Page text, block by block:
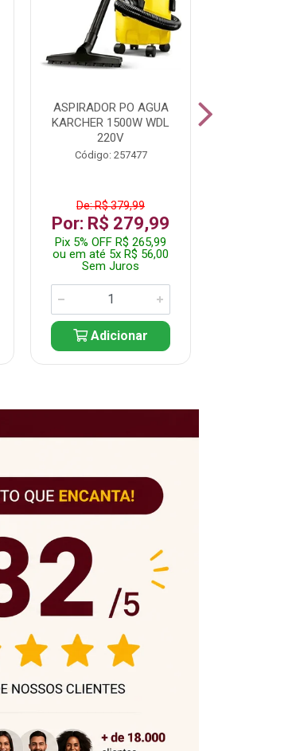
ASPIRADOR PO AGUA
KARCHER 1500W WDL
220V
Código: 257477
De: R$ 379,99
Por: R$ 279,99
Pix 5% OFF R$ 265,99
ou em até 5x R$ 56,00
Sem Juros
Adicionar